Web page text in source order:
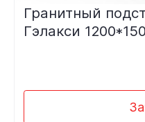
Гранитный
Гэлакси